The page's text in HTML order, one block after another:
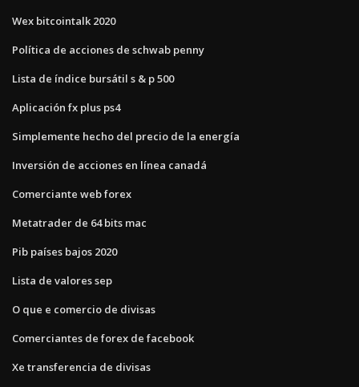
Wex bitcointalk 2020
Política de acciones de schwab penny
Lista de índice bursátil s & p 500
Aplicación fx plus ps4
Simplemente hecho del precio de la energía
Inversión de acciones en línea canadá
Comerciante web forex
Metatrader de 64 bits mac
Pib países bajos 2020
Lista de valores sep
O que e comercio de divisas
Comerciantes de forex de facebook
Xe transferencia de divisas